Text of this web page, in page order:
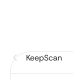
KeepScan